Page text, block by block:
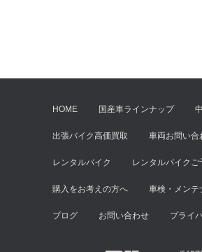
HOME 国産車ラインナップ
出張バイク高価買取 車両お問い合
レンタルバイク レンタルバイクご
購入をお考えの方へ 車検・メンテ
ブログ お問い合わせ プライ